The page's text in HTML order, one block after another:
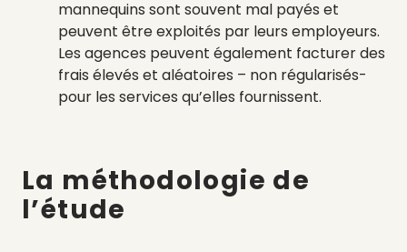
mannequins sont souvent mal payés et
peuvent être exploités par leurs employeurs.
Les agences peuvent également facturer des
frais élevés et aléatoires – non régularisés-
pour les services qu’elles fournissent.
La méthodologie de
l’étude